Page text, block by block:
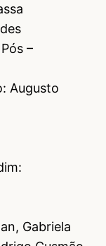
–
Augusto
Gabriela